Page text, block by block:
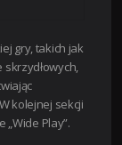
gry, takich jak
kolejnej sekcji
„Wide Play”.